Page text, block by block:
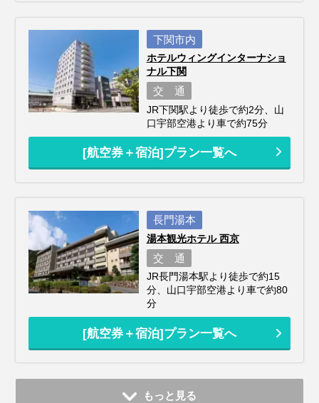
下関市内
ホテルウィングインターナショ
ナル下関
交 通
JR下関駅より徒歩で約2分、山
口宇部空港より車で約75分
[航空券＋宿泊]プラン一覧へ
長門湯本
湯本観光ホテル 西京
交 通
JR長門湯本駅より徒歩で約15
分、山口宇部空港より車で約80
分
[航空券＋宿泊]プラン一覧へ
もっと見る